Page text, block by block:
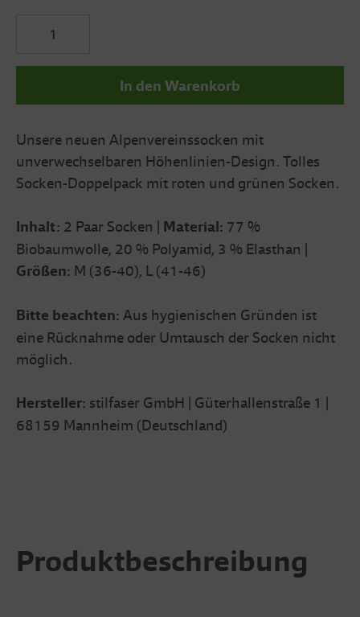
In den Warenkorb
Unsere neuen Alpenvereinssocken mit
unverwechselbaren Höhenlinien-Design. Tolles
Socken-Doppelpack mit roten und grünen Socken.
Inhalt: 2 Paar Socken | Material: 77 %
Biobaumwolle, 20 % Polyamid, 3 % Elasthan |
Größen: M (36-40), L (41-46)
Bitte beachten: Aus hygienischen Gründen ist
eine Rücknahme oder Umtausch der Socken nicht
möglich.
Hersteller: stilfaser GmbH | Güterhallenstraße 1 |
68159 Mannheim (Deutschland)
Produktbeschreibung